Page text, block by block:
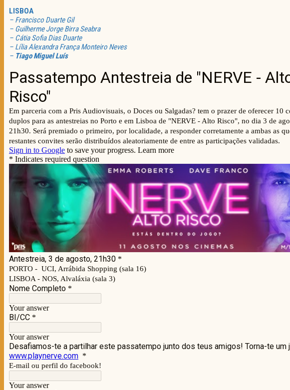
LISBOA
– Francisco Duarte Gil
– Guilherme Jorge Birra Seabra
– Cátia Sofia Dias Duarte
– Lília Alexandra França Monteiro Neves
– Tiago Miguel Luís